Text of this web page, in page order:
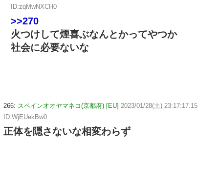
ID:zqMwNXCH0
>>270
火つけして煙喜ぶなんとかってやつか
社会に必要ないな
266: スペインオオヤマネコ(京都府) [EU] 2023/01/28(土) 23:17:17.15
ID:WjEUekBw0
正体を隠さないな相変わらず